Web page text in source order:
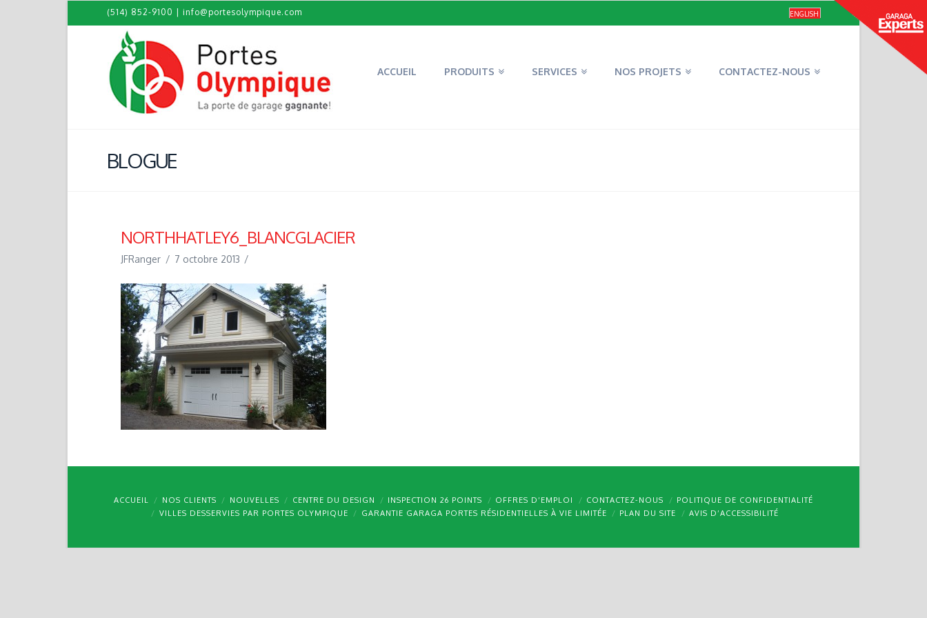
(514) 852-9100 info@portesolympique.com ENGLISH
ACCUEIL PRODUITS SERVICES NOS PROJETS CONTACTEZ-NOUS
BLOGUE
NORTHHATLEY6_BLANCGLACIER
JFRanger 7 octobre 2013
ACCUEIL NOS CLIENTS NOUVELLES CENTRE DU DESIGN INSPECTION 26 POINTS OFFRES D’EMPLOI CONTACTEZ-NOUS
POLITIQUE DE CONFIDENTIALITÉ
VILLES DESSERVIES PAR PORTES OLYMPIQUE
GARANTIE GARAGA PORTES RÉSIDENTIELLES À VIE LIMITÉE PLAN DU SITE AVIS D’ACCESSIBILITÉ